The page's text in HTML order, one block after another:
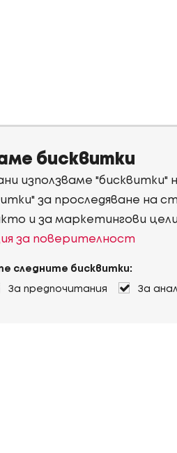
бисквитки
използваме "бисквитки"
за проследяване на
и за маркетингови
за поверителност
следните бисквитки:
За предпочитания За